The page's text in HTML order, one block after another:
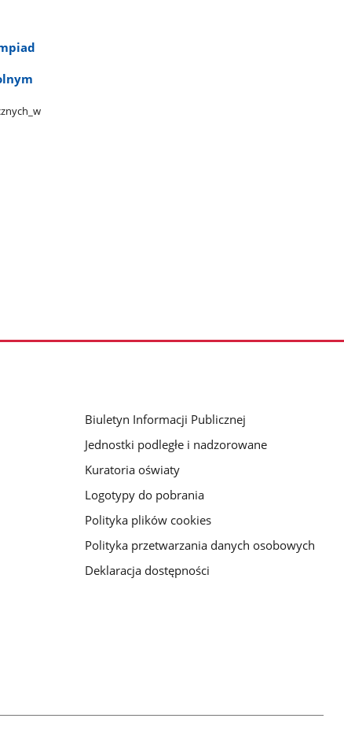
Biuletyn Informacji Publicznej
Jednostki podległe i nadzorowane
Kuratoria oświaty
Logotypy do pobrania
Polityka plików cookies
Polityka przetwarzania danych osobowych
Deklaracja dostępności